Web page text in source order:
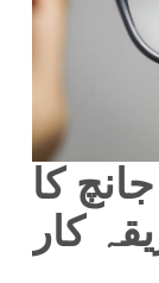
کا
کار